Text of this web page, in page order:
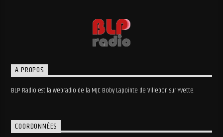
A PROPOS
BLP Radio est la webradio de la MJC Boby Lapointe de Villebon sur Yvette.
COORDONNÉES